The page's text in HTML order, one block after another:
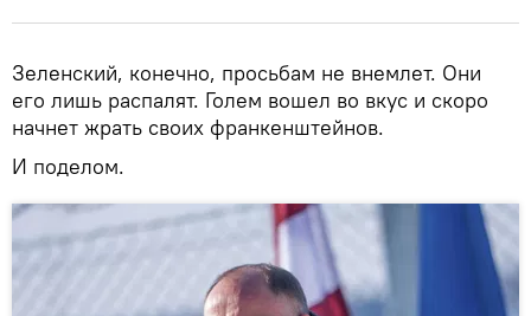
Зеленский, конечно, просьбам не внемлет. Они
его лишь распалят. Голем вошел во вкус и скоро
начнет жрать своих франкенштейнов.
И поделом.